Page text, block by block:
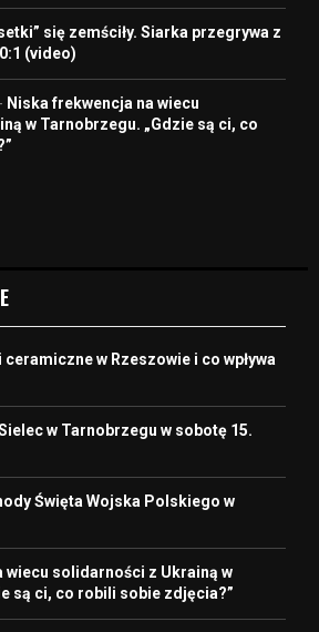
się zemściły. Siarka przegrywa z
(video)
- Niska frekwencja na wiecu
w Tarnobrzegu. „Gdzie są ci, co
ceramiczne w Rzeszowie i co wpływa
w Tarnobrzegu w sobotę 15.
Święta Wojska Polskiego w
wiecu solidarności z Ukrainą w
są ci, co robili sobie zdjęcia?”